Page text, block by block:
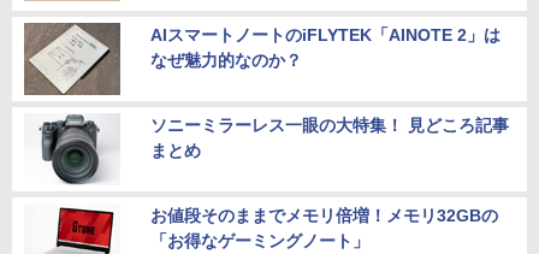
AIスマートノートのiFLYTEK「AINOTE 2」は
なぜ魅力的なのか？
ソニーミラーレス一眼の大特集！ 見どころ記事
まとめ
お値段そのままでメモリ倍増！メモリ32GBの
「お得なゲーミングノート」